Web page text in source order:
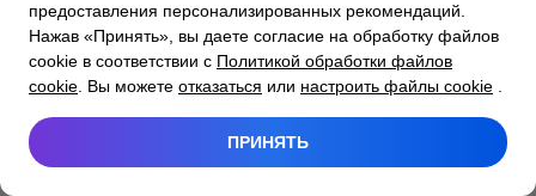
предоставления персонализированных рекомендаций.
Нажав «Принять», вы даете согласие на обработку файлов
cookie в соответствии с Политикой обработки файлов
cookie . Вы можете отказаться или настроить файлы cookie
ПРИНЯТЬ